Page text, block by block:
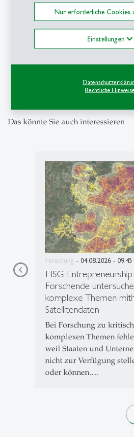
Nur erforderliche Cookies
Einstellungen
Rechtliche Hinweise
1/5
Das könnte Sie auch interessieren
Forschung - 04.08.2026 - 09:45
HSG-
Forschende
komplexe Themen
Satellitendaten
Bei Forschung zu
komplexen Themen
weil Staaten und
nicht zur Verfügung
oder können.…